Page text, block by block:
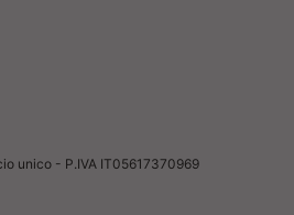
unico - P.IVA IT05617370969